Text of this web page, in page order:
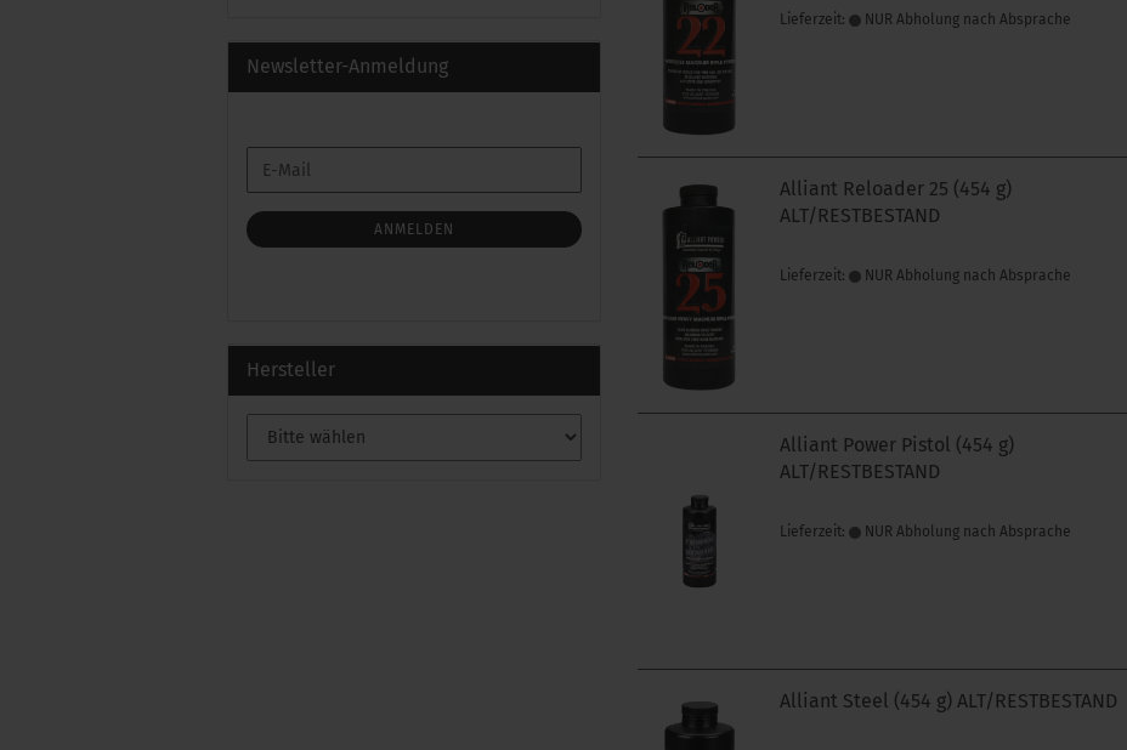
Lieferzeit: NUR Abholung nach Absprache
Alliant Reloader 25 (454 g)
ALT/RESTBESTAND
Lieferzeit: NUR Abholung nach Absprache
Alliant Power Pistol (454 g)
ALT/RESTBESTAND
Lieferzeit: NUR Abholung nach Absprache
Alliant Steel (454 g) ALT/RESTBESTAND
Newsletter-Anmeldung
ZUR
ANMELDUNG
E-
Mail
ANMELDEN
Hersteller